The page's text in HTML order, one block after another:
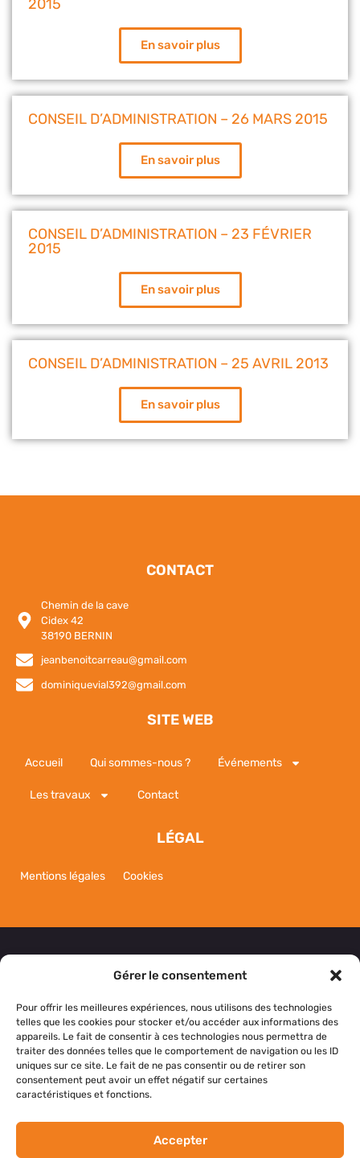
Gérer le consentement
Pour offrir les meilleures expériences, nous utilisons des technologies
telles que les cookies pour stocker et/ou accéder aux informations des
appareils. Le fait de consentir à ces technologies nous permettra de
traiter des données telles que le comportement de navigation ou les ID
uniques sur ce site. Le fait de ne pas consentir ou de retirer son
consentement peut avoir un effet négatif sur certaines
caractéristiques et fonctions.
Accepter
2015
En savoir plus
CONSEIL D’ADMINISTRATION – 26 MARS 2015
En savoir plus
CONSEIL D’ADMINISTRATION – 23 FÉVRIER
2015
En savoir plus
CONSEIL D’ADMINISTRATION – 25 AVRIL 2013
En savoir plus
CONTACT
Chemin de la cave
Cidex 42
38190 BERNIN
jeanbenoitcarreau@gmail.com
dominiquevial392@gmail.com
SITE WEB
Accueil Qui sommes-nous ? Événements
Les travaux Contact
LÉGAL
Mentions légales Cookies
NOUS CONTACTER
Si vous avez des questions, des suggestions ou si
vous souhaitez simplement nous dire bonjour,
n’hésitez pas à nous contacter.
NOS RÉSEAUX SOCIAUX